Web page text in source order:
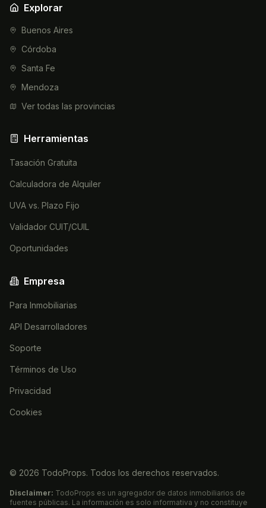
Explorar
Buenos Aires
Córdoba
Santa Fe
Mendoza
Ver todas las provincias
Herramientas
Tasación Gratuita
Calculadora de Alquiler
UVA vs. Plazo Fijo
Validador CUIT/CUIL
Oportunidades
Empresa
Para Inmobiliarias
API Desarrolladores
Soporte
Términos de Uso
Privacidad
Cookies
© 2026 TodoProps. Todos los derechos reservados.
Disclaimer: TodoProps es un agregador de datos inmobiliarios de
fuentes públicas. La información es solo informativa y no constituye